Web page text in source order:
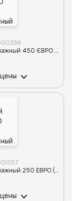
Стакан бумажный 450 ЄВРО (500мл) двухслойный КРАФТ d-90TP (30шт/480шт)
Стакан бумажный 250 ЕВРО (300 мл) двухслойный БАМБУКОВЫЙ D-79 (25/20/500)